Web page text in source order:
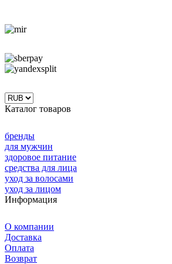
Каталог товаров
бренды
для мужчин
здоровое питание
средства для лица
уход за волосами
уход за лицом
Информация
О компании
Доставка
Оплата
Возврат